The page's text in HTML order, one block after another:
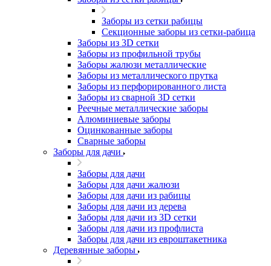
Заборы из сетки рабицы
Секционные заборы из сетки-рабица
Заборы из 3D сетки
Заборы из профильной трубы
Заборы жалюзи металлические
Заборы из металлического прутка
Заборы из перфорированного листа
Заборы из сварной 3D сетки
Реечные металлические заборы
Алюминиевые заборы
Оцинкованные заборы
Сварные заборы
Заборы для дачи
Заборы для дачи
Заборы для дачи жалюзи
Заборы для дачи из рабицы
Заборы для дачи из дерева
Заборы для дачи из 3D сетки
Заборы для дачи из профлиста
Заборы для дачи из евроштакетника
Деревянные заборы